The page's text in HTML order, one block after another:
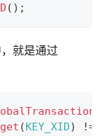
( ) ;
就是通过
get (KEY_XID) !=